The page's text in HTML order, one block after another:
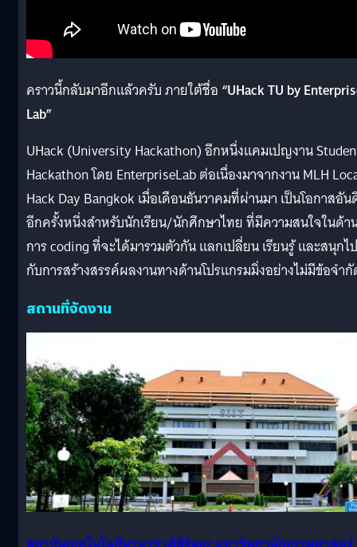
คราวนี้กลับมาอีกแล้วครับ ภายใต้ชื่อ “UHack TU by
Lab”
UHack (University Hackathon) อีกหนึ่งแคมเปญงาน
Hackathon โดย EnterpriseLab ต่อเนื่องมาจากงาน MLH
Hack Day Bangkok เมื่อเดือนธันวาคมที่ผ่านมา เป็นโอกาสอัน
อีกครั้งหนึ่งสำหรับนักเรียน/นักศึกษาไทย ที่มีความสนใจในด้า
การ coding ที่จะได้มารวมตัวกัน แลกเปลี่ยน เรียนรู้ และสนุกไป
กับการสร้างสรรค์ผลงานทางด้านโปรแกรมมิ่งอย่างไม่มีข้อจำ
สถานที่จัดงาน